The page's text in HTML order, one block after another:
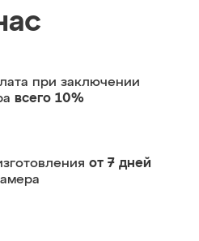
при заключении
всего 10%
от 7 дней